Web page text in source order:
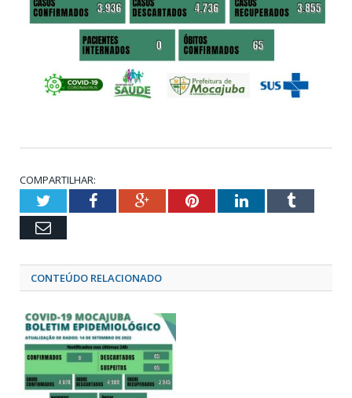
COMPARTILHAR:
TwitterFacebookGoogle+PinterestLinkedInTumblr
Email
CONTEÚDO RELACIONADO